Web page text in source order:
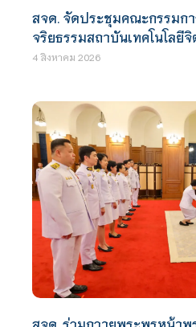
สจด. จัดประชุมคณะกรรมก
จริยธรรมสถาบันเทคโนโลยี
4 สิงหาคม 2026
สจด. ร่วมถวายพระพรหน้า